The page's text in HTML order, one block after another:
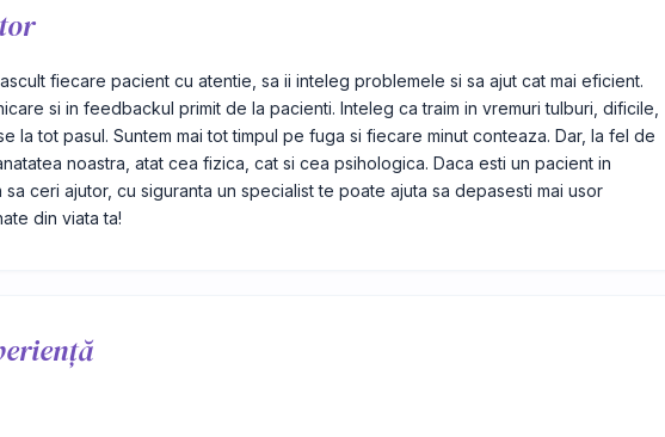
fiecare pacient cu atentie, sa ii inteleg problemele si sa ajut cat mai eficient.
si in feedbackul primit de la pacienti. Inteleg ca traim in vremuri tulburi, dificile,
la tot pasul. Suntem mai tot timpul pe fuga si fiecare minut conteaza. Dar, la fel de
noastra, atat cea fizica, cat si cea psihologica. Daca esti un pacient in
ceri ajutor, cu siguranta un specialist te poate ajuta sa depasesti mai usor
din viata ta!